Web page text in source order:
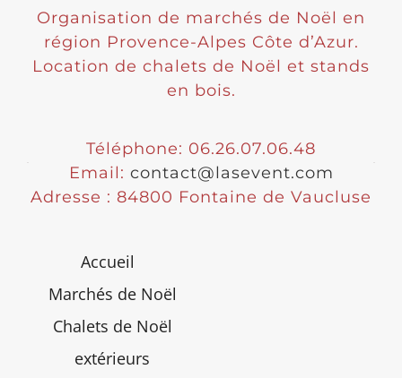
Organisation de marchés de Noël en
région Provence-Alpes Côte d’Azur.
Location de chalets de Noël et stands
en bois.
Téléphone: 06.26.07.06.48
Email: contact@lasevent.com
Adresse : 84800 Fontaine de Vaucluse
Accueil
Marchés de Noël
Chalets de Noël
extérieurs